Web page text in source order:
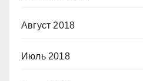
Август 2018
Июль 2018